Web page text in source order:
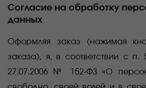
Сыктывкаре
Согласие на обработку
данных
Оформляя заказ (нажимая
заказа), я, в соответствии с
27.07.2006 № 152-ФЗ «О